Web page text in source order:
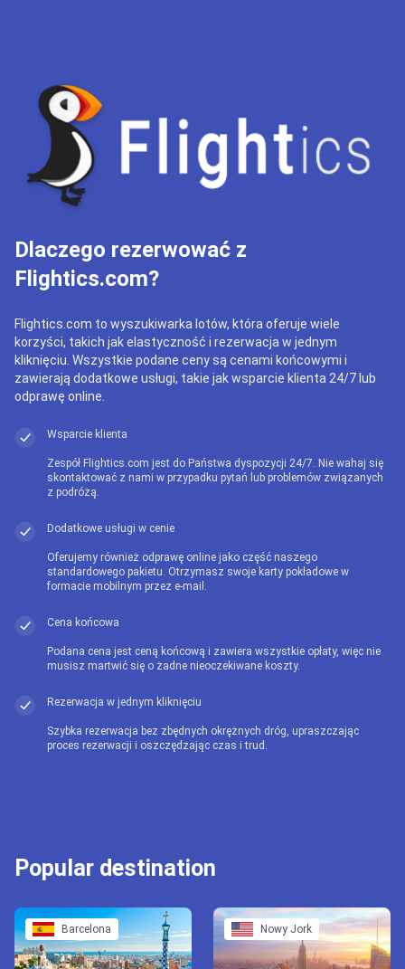
Dlaczego rezerwować z
Flightics.com?
Flightics.com to wyszukiwarka lotów, która oferuje wiele
korzyści, takich jak elastyczność i rezerwacja w jednym
kliknięciu. Wszystkie podane ceny są cenami końcowymi i
zawierają dodatkowe usługi, takie jak wsparcie klienta 24/7 lub
odprawę online.
Wsparcie klienta
Zespół Flightics.com jest do Państwa dyspozycji 24/7. Nie wahaj się
skontaktować z nami w przypadku pytań lub problemów związanych
z podróżą.
Dodatkowe usługi w cenie
Oferujemy również odprawę online jako część naszego
standardowego pakietu. Otrzymasz swoje karty pokładowe w
formacie mobilnym przez e-mail.
Cena końcowa
Podana cena jest ceną końcową i zawiera wszystkie opłaty, więc nie
musisz martwić się o żadne nieoczekiwane koszty.
Rezerwacja w jednym kliknięciu
Szybka rezerwacja bez zbędnych okrężnych dróg, upraszczając
proces rezerwacji i oszczędzając czas i trud.
Popular destination
Barcelona Nowy Jork